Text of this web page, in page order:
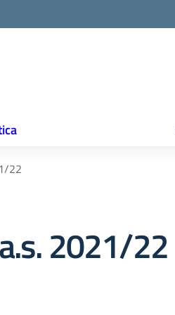
22
2021/22